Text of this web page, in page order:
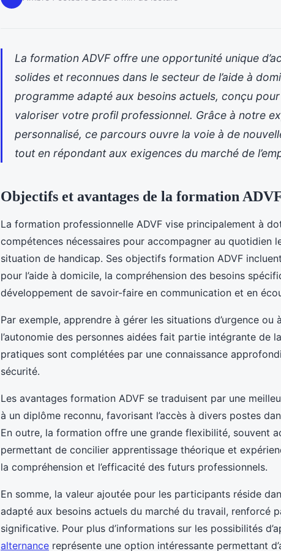
La formation ADVF offre une opportunité unique
solides et reconnues dans le secteur de l’aide à
programme adapté aux besoins actuels, conçu
valoriser votre profil professionnel. Grâce à notre
personnalisé, ce parcours ouvre la voie à de
tout en répondant aux exigences du marché de
Objectifs et avantages de la formation
La formation professionnelle ADVF vise principalement à
compétences nécessaires pour accompagner au quotidien
situation de handicap. Ses objectifs formation ADVF
pour l’aide à domicile, la compréhension des besoins
développement de savoir-faire en communication et en
Par exemple, apprendre à gérer les situations d’urgence ou
l’autonomie des personnes aidées fait partie intégrante de
pratiques sont complétées par une connaissance
sécurité.
Les avantages formation ADVF se traduisent par une
à un diplôme reconnu, favorisant l’accès à divers postes
En outre, la formation offre une grande flexibilité, souvent
permettant de concilier apprentissage théorique et
la compréhension et l’efficacité des futurs professionnels.
En somme, la valeur ajoutée pour les participants réside
adapté aux besoins actuels du marché du travail, renforcé
significative. Pour plus d’informations sur les possibilités
alternance représente une option intéressante permettant